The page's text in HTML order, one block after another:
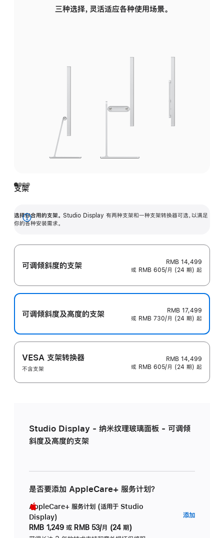
三种选择，灵活适应各种使用场景。
支架
选择你合用的支架。 Studio Display 有两种支架和一种支架转换器可选，以满足
你的各种安装需求。
展
可调倾斜度的支架
RMB 14,499
或 RMB 605/月 (24 期) 起
可调倾斜度及高‍度的支‍架
RMB 17,499
或 RMB 730/月 (24 期) 起
VESA 支架转换器
不含支架
RMB 14,499
或 RMB 605/月 (24 期) 起
Studio Display - 纳米纹理玻璃面板 - 可调倾
斜度及高度的支架
是否要添加 AppleCare+ 服务计划？
AppleCare+ 服务计划 (适用于 Studio
Display)
RMB 1,249 或 RMB 53/月 (24 期)
添加